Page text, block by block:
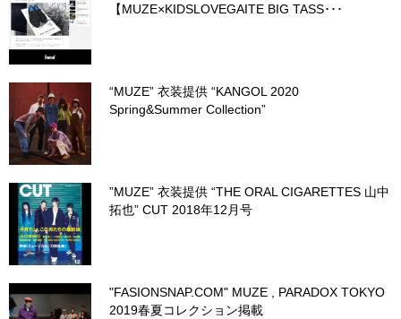
【MUZE×KIDSLOVEGAITE BIG TASS･･･
“MUZE” 衣装提供 “KANGOL 2020
Spring&Summer Collection”
”MUZE” 衣装提供 “THE ORAL CIGARETTES 山中
拓也” CUT 2018年12月号
"FASIONSNAP.COM" MUZE , PARADOX TOKYO
2019春夏コレクション掲載